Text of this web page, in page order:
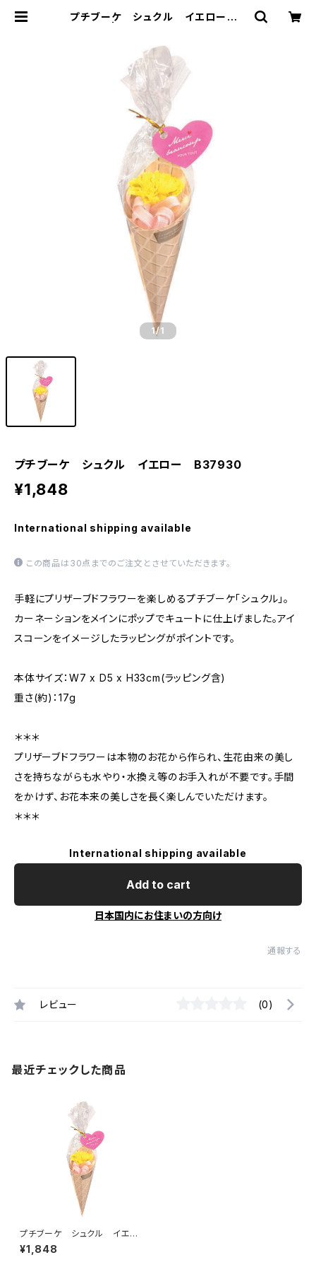
プチブーケ シュクル イエロー B
1/1
プチブーケ シュクル イエロー B37930
¥1,848
International shipping available
この商品は30点までのご注文とさせていただきます。
手軽にプリザーブドフラワーを楽しめるプチブーケ「シュクル」。
カーネーションをメインにポップでキュートに仕上げました。アイ
スコーンをイメージしたラッピングがポイントです。
本体サイズ：W7 x D5 x H33cm(ラッピング含)
重さ(約)：17g
＊＊＊
プリザーブドフラワーは本物のお花から作られ、生花由来の美し
さを持ちながらも水やり・水換え等のお手入れが不要です。手間
をかけず、お花本来の美しさを長く楽しんでいただけます。
＊＊＊
International shipping available
Add to cart
日本国内にお住まいの方向け
通報する
レビュー (0)
最近チェックした商品
プチブーケ シュクル イエロ
ー B37930
¥1,848